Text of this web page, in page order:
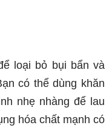
loại bỏ bụi bẩn và
có thể dùng khăn
nhẹ nhàng để lau
hóa chất mạnh có